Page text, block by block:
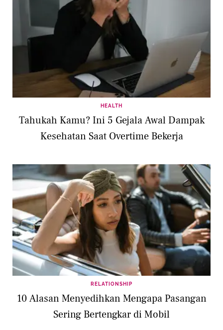
HEALTH
Tahukah Kamu? Ini 5 Gejala Awal Dampak
Kesehatan Saat Overtime Bekerja
RELATIONSHIP
10 Alasan Menyedihkan Mengapa Pasangan
Sering Bertengkar di Mobil